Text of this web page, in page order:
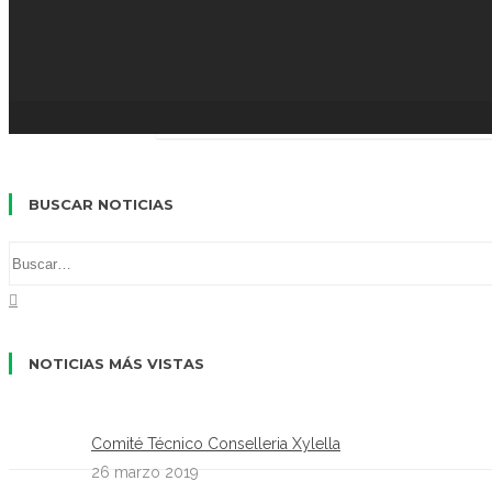
BUSCAR NOTICIAS
NOTICIAS MÁS VISTAS
Comité Técnico Conselleria Xylella
26 marzo 2019